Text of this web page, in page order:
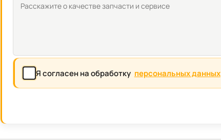
Я согласен на обработку персональных данных